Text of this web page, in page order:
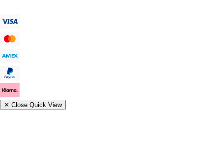
✕ Close Quick View